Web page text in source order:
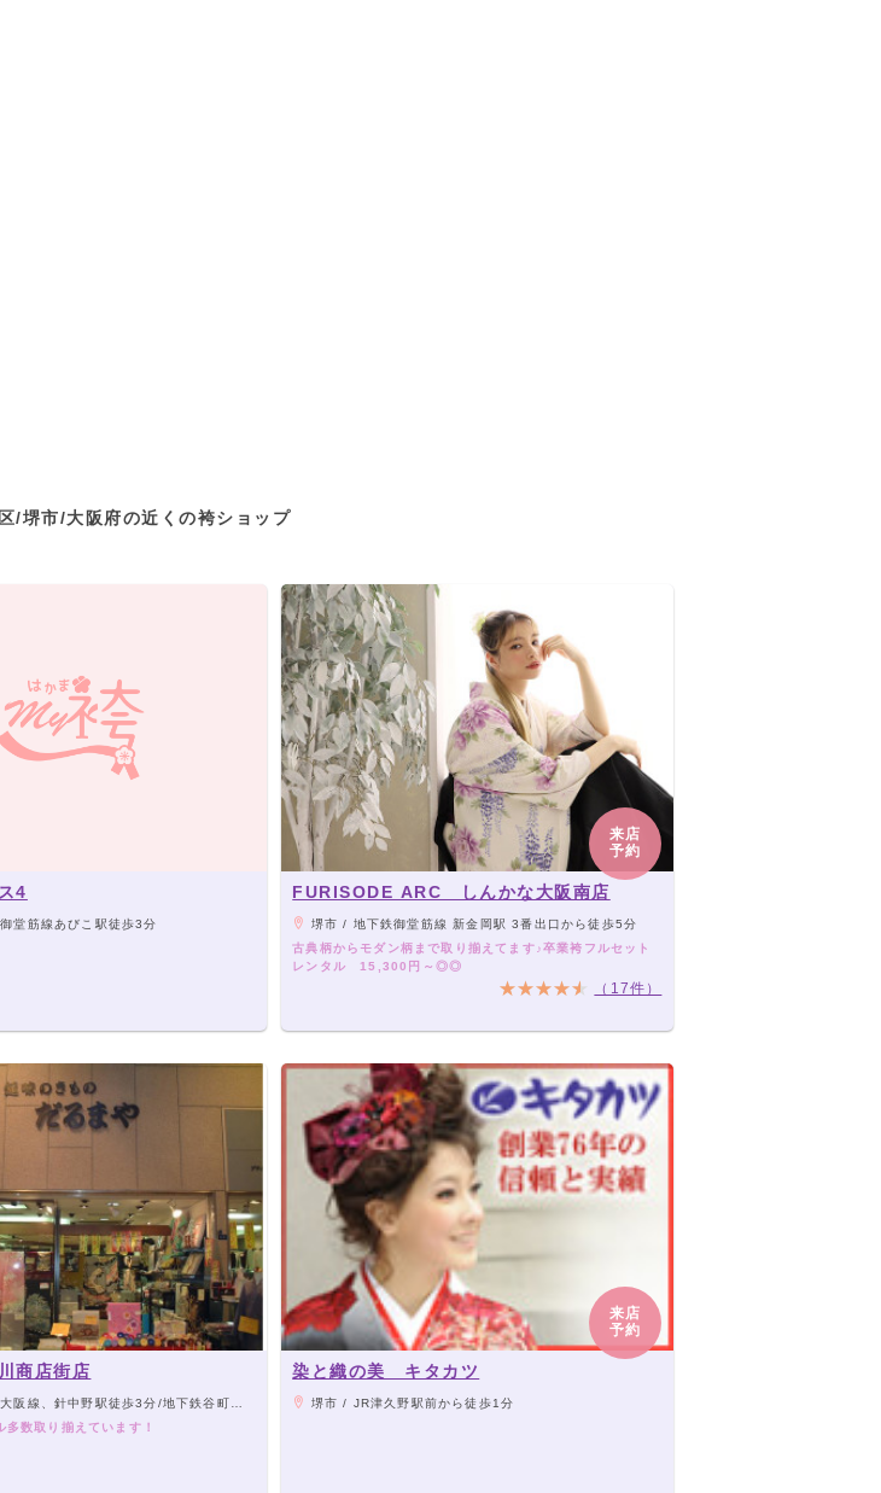
/堺市/大阪府の近くの袴ショップ
4
堂筋線あびこ駅徒歩3分
来店
予約
FURISODE ARC しんかな大阪南店
堺市 / 地下鉄御堂筋線 新金岡駅 3番出口から徒歩5分
古典柄からモダン柄まで取り揃えてます♪卒業袴フルセット
レンタル 15,300円～◎◎
（17件）
商店街店
針中野駅徒歩3分/地下鉄谷町線 駒川中野駅徒歩5分
数取り揃えています！
来店
予約
染と織の美 キタカツ
堺市 / JR津久野駅前から徒歩1分